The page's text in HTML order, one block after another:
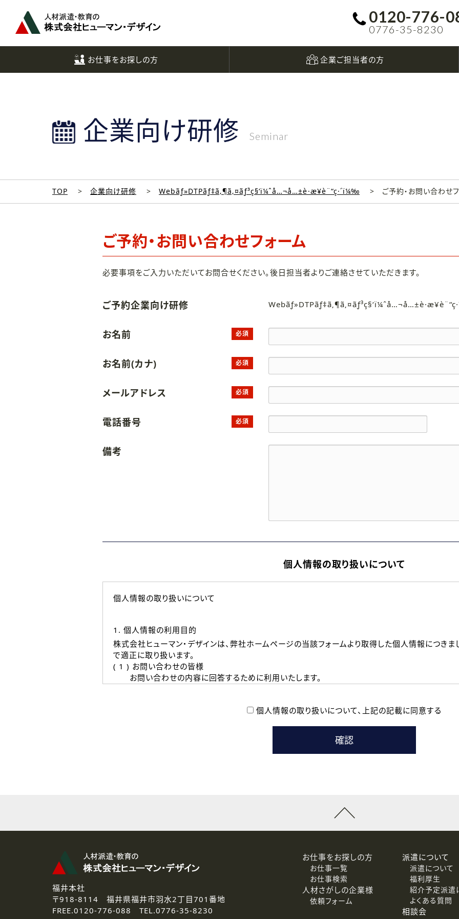
0120-776-
0776-35-8230
お仕事をお探しの方 企業ご担当者の方
企業向け研修 Seminar
TOP 企業向け研修 Webãƒ»DTPãƒ‡ã‚¶ã‚¤ãƒ³ç§‘ï¼ˆå…¬å…±è·æ¥­è¨“ç·´ï¼‰ ご予約・お問い合わせ
ご予約・お問い合わせフォーム
必要事項をご入力いただいてお問合せください。後日担当者よりご連絡させていただきます。
ご予約企業向け研修
お名前 必須
お名前(カナ) 必須
メールアドレス 必須
電話番号 必須
備考
個人情報の取り扱いについて
個人情報の取り扱いについて
1. 個人情報の利用目的
株式会社ヒューマン・デザインは、弊社ホームページの当該フォームより取得した個人情報につき
で適正に取り扱います。
( 1 ) お問い合わせの皆様
お問い合わせの内容に回答するために利用いたします。
本登録に関するご連絡および本登録時の参考情報として利用いたします。
なお、ご連絡手段は、電話・Ｅメールのいずれかの方法といたします。
3.個人情報の取り扱いの委託
弊社の定める個人情報保護の評価基準を満たした委託先に、個人情報を委託する場合があります。
4.個人情報の開示等について
ご提供いただいた個人情報の開示等（利用目的の通知、開示、訂正、追加または削除、利用の停止、
個人情報の取り扱いについて、 上記の記載に同意する
へ
福井本社
〒918-8114 福井県福井市羽水2丁目701番地
FREE.0120-776-088 TEL.0776-35-8230
お仕事をお探しの方
お仕事一覧
お仕事検索
人材さがしの企業様
依頼フォーム
派遣について
派遣について
福利厚生
紹介予定派遣
よくある質問
相談会